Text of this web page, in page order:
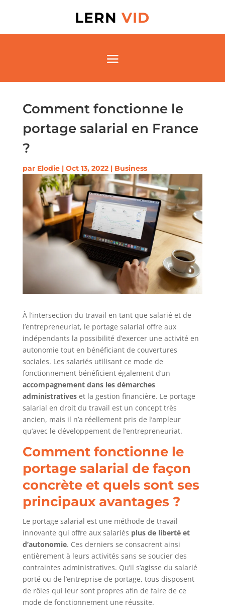
LERNVID
Comment fonctionne le
portage salarial en France
?
par Elodie| Oct 13, 2022| Business
À l’intersection du travail en tant que salarié et de
l’entrepreneuriat, le portage salarial offre aux
indépendants la possibilité d’exercer une activité en
autonomie tout en bénéficiant de couvertures
sociales. Les salariés utilisant ce mode de
fonctionnement bénéficient également d’un
accompagnement dans les démarches
administrativeset la gestion financière. Le portage
salarial en droit du travail est un concept très
ancien, mais il n’a réellement pris de l’ampleur
qu’avec le développement de l’entrepreneuriat.
Comment fonctionne le
portage salarial de façon
concrète et quels sont ses
principaux avantages ?
Le portage salarial est une méthode de travail
innovante qui offre aux salariés plus de liberté et
d’autonomie. Ces derniers se consacrent ainsi
entièrement à leurs activités sans se soucier des
contraintes administratives. Qu’il s’agisse du salarié
porté ou de l’entreprise de portage, tous disposent
de rôles qui leur sont propres afin de faire de ce
mode de fonctionnement une réussite.